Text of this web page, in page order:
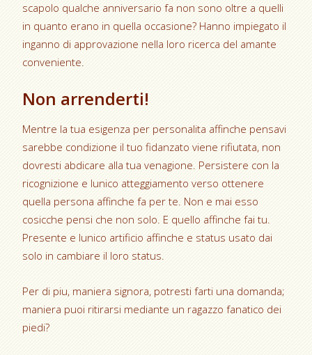
scapolo qualche anniversario fa non sono oltre a quelli
in quanto erano in quella occasione? Hanno impiegato il
inganno di approvazione nella loro ricerca del amante
conveniente.
Non arrenderti!
Mentre la tua esigenza per personalita affinche pensavi
sarebbe condizione il tuo fidanzato viene rifiutata, non
dovresti abdicare alla tua venagione. Persistere con la
ricognizione e lunico atteggiamento verso ottenere
quella persona affinche fa per te. Non e mai esso
cosicche pensi che non solo. E quello affinche fai tu.
Presente e lunico artificio affinche e status usato dai
solo in cambiare il loro status.
Per di piu, maniera signora, potresti farti una domanda;
maniera puoi ritirarsi mediante un ragazzo fanatico dei
piedi?